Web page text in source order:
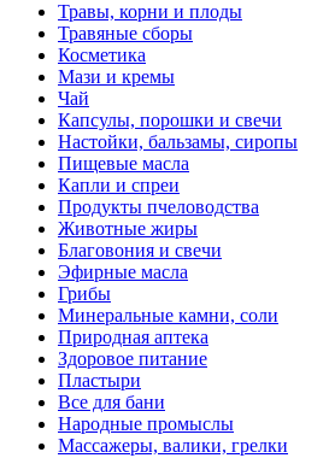
Травы, корни и плоды
Травяные сборы
Косметика
Мази и кремы
Чай
Капсулы, порошки и свечи
Настойки, бальзамы, сиропы
Пищевые масла
Капли и спреи
Продукты пчеловодства
Животные жиры
Благовония и свечи
Эфирные масла
Грибы
Минеральные камни, соли
Природная аптека
Здоровое питание
Пластыри
Все для бани
Народные промыслы
Массажеры, валики, грелки​